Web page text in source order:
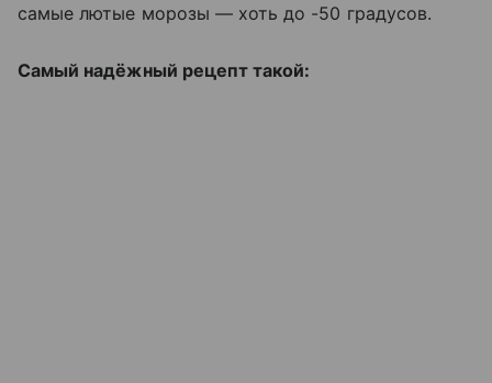
самые лютые морозы — хоть до -50 градусов.
Самый надёжный рецепт такой: